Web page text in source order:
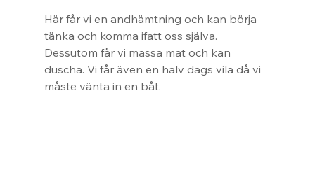
Här får vi en andhämtning och kan börja
tänka och komma ifatt oss själva.
Dessutom får vi massa mat och kan
duscha. Vi får även en halv dags vila då vi
måste vänta in en båt.